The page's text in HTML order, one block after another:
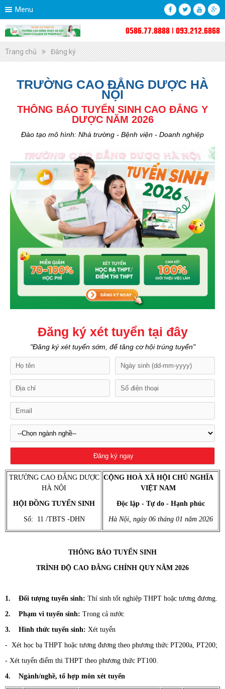
Menu
0586.77.8888 | 093.212.6868
Trang chủ Đăng ký
TRƯỜNG CAO ĐẲNG DƯỢC HÀ
NỘI
THÔNG BÁO TUYỂN SINH CAO ĐẲNG Y
DƯỢC NĂM 2026
Đào tạo mô hình: Nhà trường - Bệnh viện - Doanh nghiệp
Đăng ký xét tuyển tại đây
"Đăng ký xét tuyển sớm, để tăng cơ hội trúng tuyển"
TRƯỜNG CAO ĐẲNG DƯỢC
HÀ NỘI
HỘI ĐỒNG TUYỂN SINH
Số: 11 /TBTS -DHN
CỘNG HOÀ XÃ HỘI CHỦ NGHĨA
VIỆT NAM
Độc lập - Tự do - Hạnh phúc
Hà Nội, ngày06 tháng 01 năm 2026
THÔNG BÁO TUYỂN SINH
TRÌNH ĐỘ CAO ĐẲNG CHÍNH QUYNĂM 2026
1. Đối tượng tuyển sinh: Thí sinh tốt nghiệp THPT hoặc tương đương.
2. Phạm vi tuyển sinh: Trong cả nước
3. Hình thức tuyển sinh: Xét tuyển
- Xét học bạ THPT hoặc tương đương theo phương thức PT200a, PT200;
- Xét tuyển điểm thi THPT theo phương thức PT100.
4. Ngành/nghề, tổ hợp môn xét tuyển